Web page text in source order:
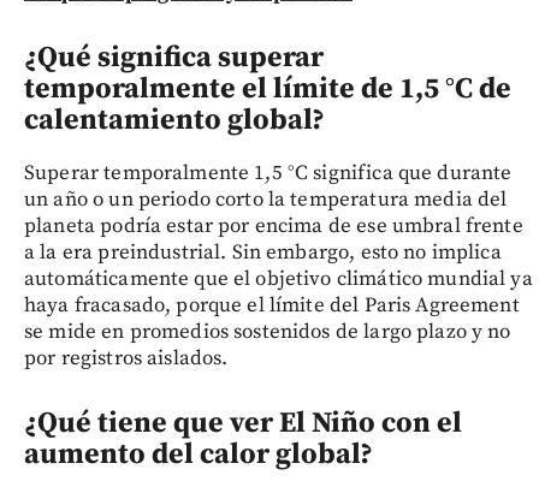
¿Qué significa superar
temporalmente el límite de 1,5 °C de
calentamiento global?
Superar temporalmente 1,5 °C significa que durante
un año o un periodo corto la temperatura media del
planeta podría estar por encima de ese umbral frente
a la era preindustrial. Sin embargo, esto no implica
automáticamente que el objetivo climático mundial ya
haya fracasado, porque el límite del Paris Agreement
se mide en promedios sostenidos de largo plazo y no
por registros aislados.
¿Qué tiene que ver El Niño con el
aumento del calor global?